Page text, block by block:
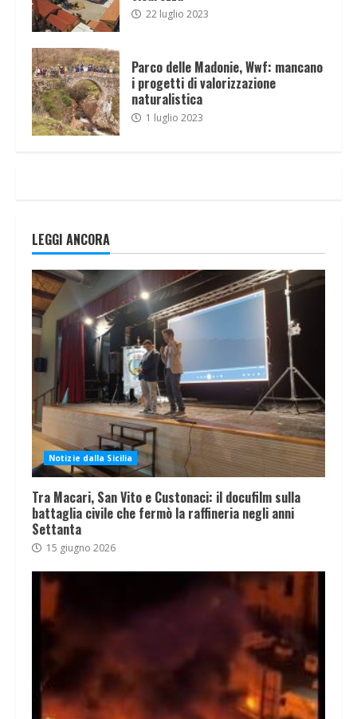
22 luglio 2023
Parco delle Madonie, Wwf: mancano
i progetti di valorizzazione
naturalistica
1 luglio 2023
LEGGI ANCORA
Notizie dalla Sicilia
Tra Macari, San Vito e Custonaci: il docufilm sulla
battaglia civile che fermò la raffineria negli anni
Settanta
15 giugno 2026